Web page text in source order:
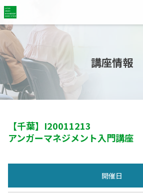
講座情報
【千葉】 I20011213
アンガーマネジメント入門講座
開催日